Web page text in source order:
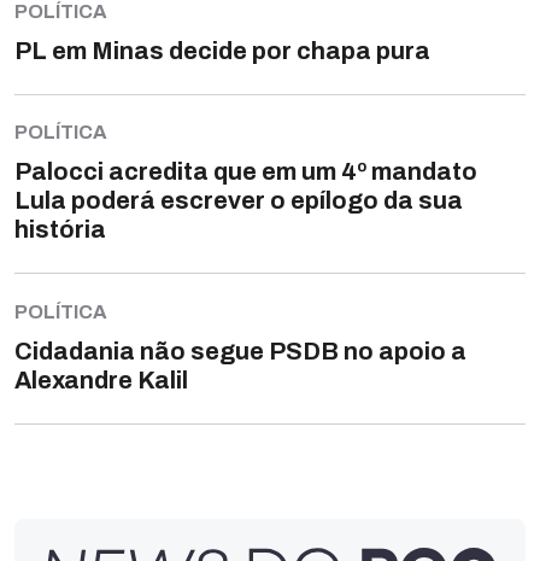
POLÍTICA
PL em Minas decide por chapa pura
POLÍTICA
Palocci acredita que em um 4º mandato
Lula poderá escrever o epílogo da sua
história
POLÍTICA
Cidadania não segue PSDB no apoio a
Alexandre Kalil